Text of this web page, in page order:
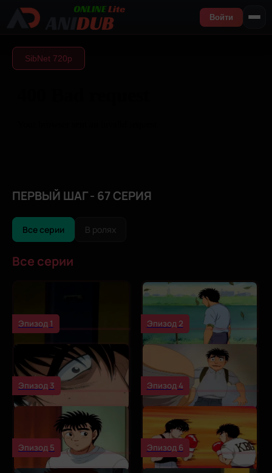
Войти
SibNet 720р
ПЕРВЫЙ ШАГ - 67 СЕРИЯ
Все серии В ролях
Все серии
Эпизод 1 Эпизод 2
Эпизод 3 Эпизод 4
Эпизод 5 Эпизод 6